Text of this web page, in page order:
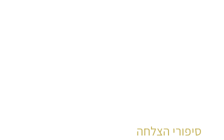
סיפורי הצלחה